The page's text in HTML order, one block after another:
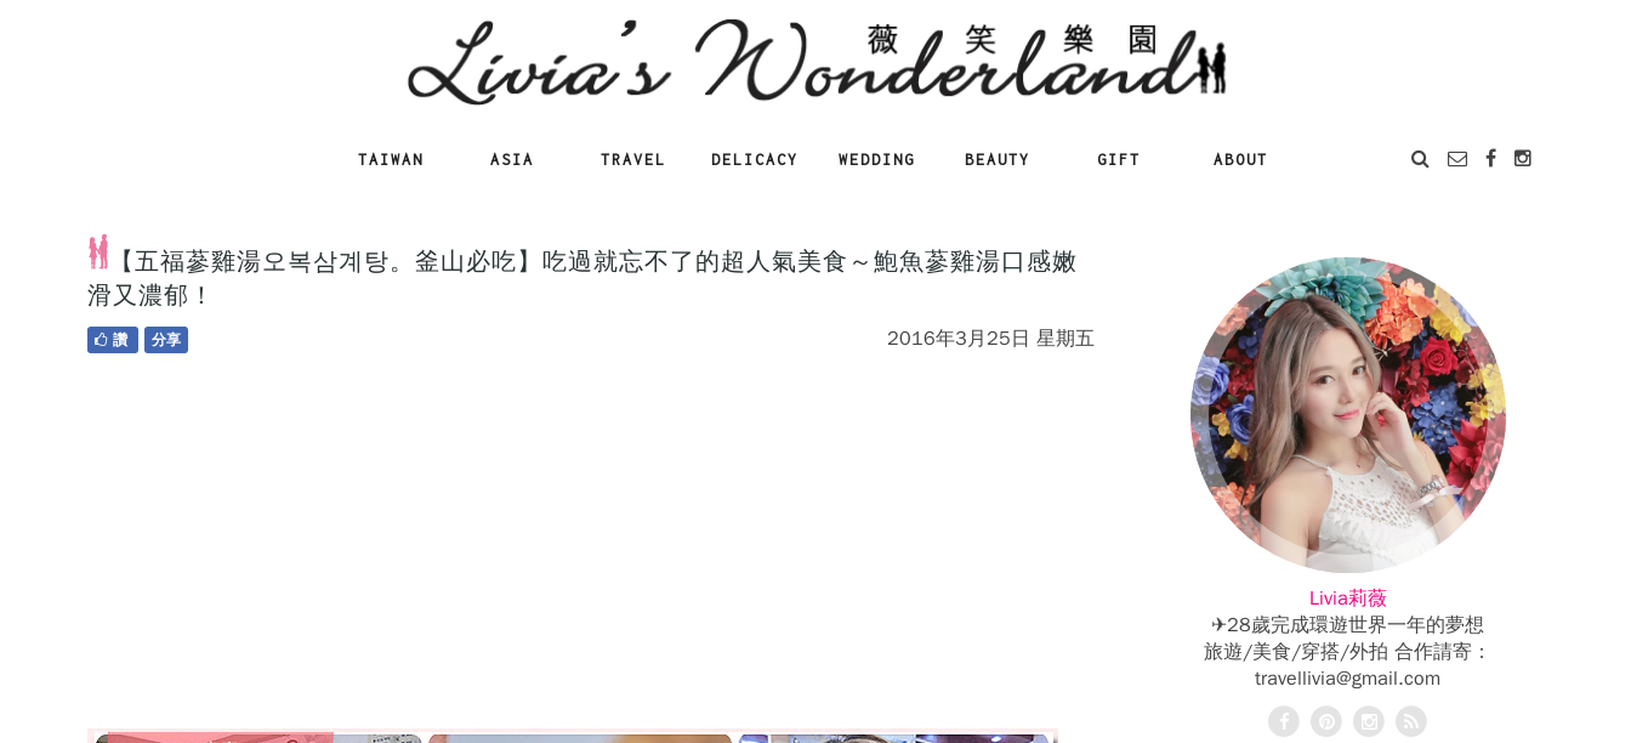
TAIWAN ASIA TRAVEL DELICACY WEDDING BEAUTY GIFT ABOUT
【五福蔘雞湯오복삼계탕。釜山必吃】吃過就忘不了的超人氣美食～鮑魚蔘雞湯口感嫩
滑又濃郁！
2016年3月25日 星期五
讚 分享
Livia莉薇
✈28歲完成環遊世界一年的夢想
旅遊/美食/穿搭/外拍 合作請寄：
travellivia@gmail.com